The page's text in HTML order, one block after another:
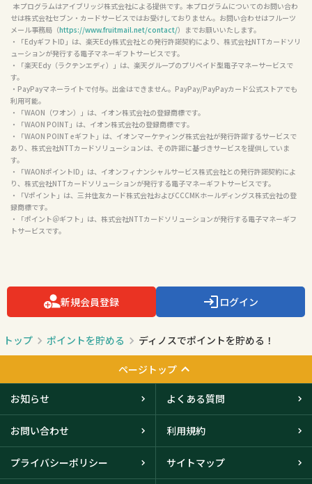
せは株式会社セブン・カードサービスではお受けしておりません。お問い合わせはフルーツ
メール事務局（https://www.fruitmail.net/contact/）までお願いいたします。
・「EdyギフトID」は、楽天Edy株式会社との発行許諾契約により、株式会社NTTカードソリ
ューションが発行する電子マネーギフトサービスです。
・「楽天Edy（ラクテンエディ）」は、楽天グループのプリペイド型電子マネーサービスで
す。
・PayPayマネーライトで付与。出金はできません。PayPay/PayPayカード公式ストアでも
利用可能。
・「WAON（ワオン）」は、イオン株式会社の登録商標です。
・「WAON POINT」は、イオン株式会社の登録商標です。
・「WAON POINT eギフト」は、イオンマーケティング株式会社が発行許諾するサービスで
あり、株式会社NTTカードソリューションは、その許諾に基づきサービスを提供していま
す。
・「WAONポイントID」は、イオンフィナンシャルサービス株式会社との発行許諾契約によ
り、株式会社NTTカードソリューションが発行する電子マネーギフトサービスです。
・「Vポイント」は、三井住友カード株式会社およびCCCMKホールディングス株式会社の登
録商標です。
・「ポイント＠ギフト」は、株式会社NTTカードソリューションが発行する電子マネーギフ
トサービスです。
新規会員登録 ログイン
トップ ポイントを貯める ディノスでポイントを貯める！
ページトップ
お知らせ よくある質問
お問い合わせ 利用規約
プライバシーポリシー サイトマップ